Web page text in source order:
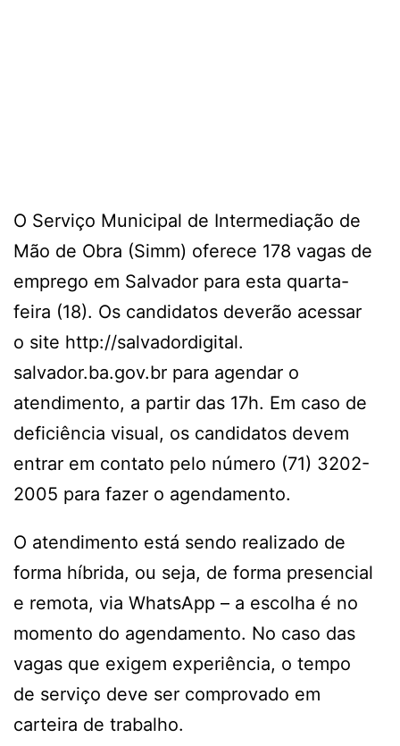
O Serviço Municipal de Intermediação de
Mão de Obra (Simm) oferece 178 vagas de
emprego em Salvador para esta quarta-
feira (18). Os candidatos deverão acessar
o site http://salvadordigital.
salvador.ba.gov.br para agendar o
atendimento, a partir das 17h. Em caso de
deficiência visual, os candidatos devem
entrar em contato pelo número (71) 3202-
2005 para fazer o agendamento.
O atendimento está sendo realizado de
forma híbrida, ou seja, de forma presencial
e remota, via WhatsApp – a escolha é no
momento do agendamento. No caso das
vagas que exigem experiência, o tempo
de serviço deve ser comprovado em
carteira de trabalho.